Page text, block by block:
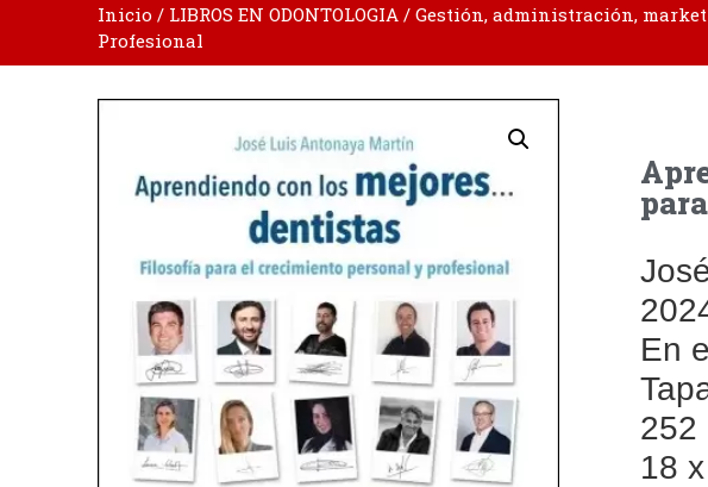
Inicio / LIBROS EN ODONTOLOGIA / Gestión, administración,
Profesional
En
252
18